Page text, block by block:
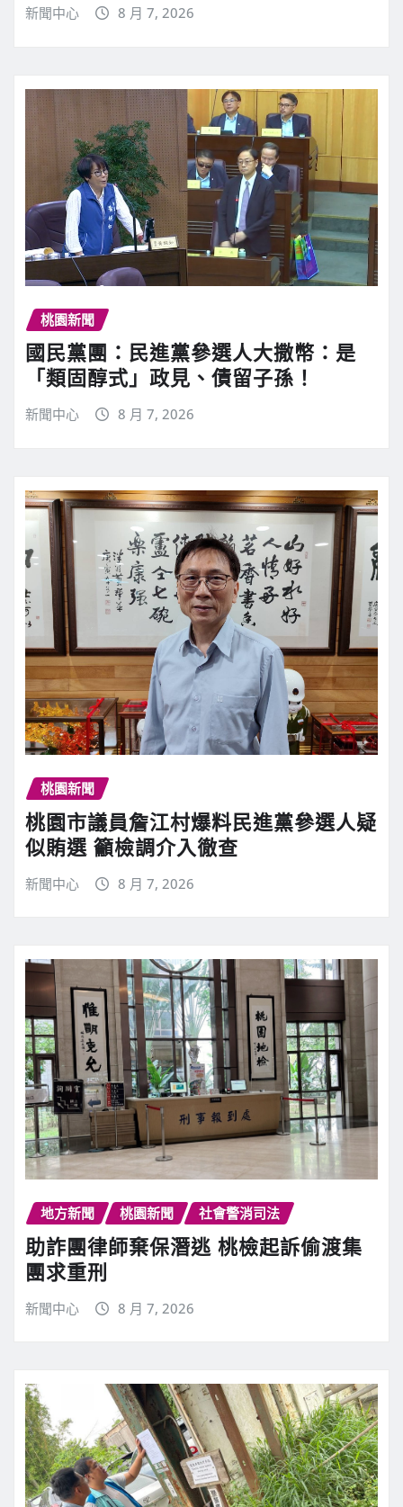
新聞中心 8 月 7, 2026
桃園新聞
國民黨團：民進黨參選人大撒幣：是
「類固醇式」政見、債留子孫！
新聞中心 8 月 7, 2026
桃園新聞
桃園市議員詹江村爆料民進黨參選人疑
似賄選 籲檢調介入徹查
新聞中心 8 月 7, 2026
地方新聞 桃園新聞 社會警消司法
助詐團律師棄保潛逃 桃檢起訴偷渡集
團求重刑
新聞中心 8 月 7, 2026